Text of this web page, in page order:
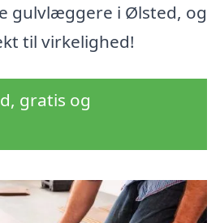
gulvlæggere i Ølsted, og
til virkelighed!
gratis og